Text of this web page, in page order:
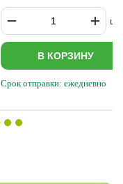
шт.
В КОРЗИНУ
Срок отправки: ежедневно